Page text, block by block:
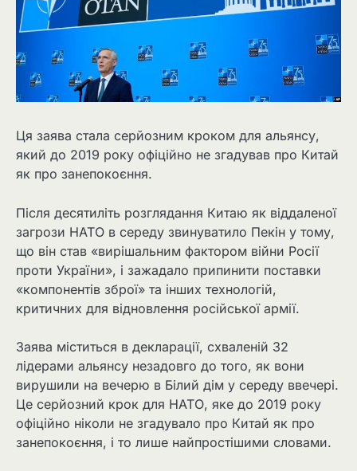
Ця заява стала серйозним кроком для альянсу,
який до 2019 року офіційно не згадував про Китай
як про занепокоєння.
Після десятиліть розглядання Китаю як віддаленої
загрози НАТО в середу звинуватило Пекін у тому,
що він став «вирішальним фактором війни Росії
проти України», і зажадало припинити поставки
«компонентів зброї» та інших технологій,
критичних для відновлення російської армії.
Заява міститься в декларації, схваленій 32
лідерами альянсу незадовго до того, як вони
вирушили на вечерю в Білий дім у середу ввечері.
Це серйозний крок для НАТО, яке до 2019 року
офіційно ніколи не згадувало про Китай як про
занепокоєння, і то лише найпростішими словами.